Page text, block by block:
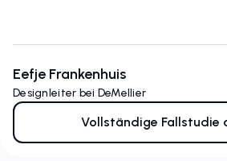
Eefje Frankenhuis
Designleiter bei DeMellier
Vollständige Fallstudie